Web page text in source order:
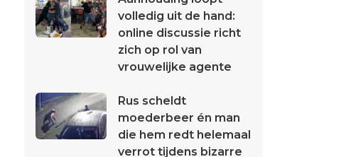
volledig uit de hand:
online discussie richt
zich op rol van
vrouwelijke agente
Rus scheldt
moederbeer én man
die hem redt helemaal
verrot tijdens bizarre